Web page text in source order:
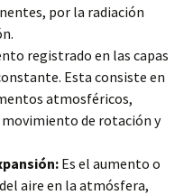
por la radiación
registrado en las capas
Esta consiste en
atmosféricos,
de rotación y
Es el aumento o
aire en la atmósfera,